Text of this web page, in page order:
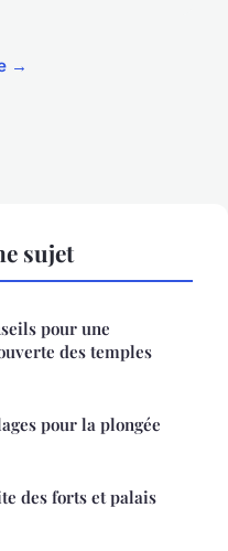
→
sujet
pour une
des temples
pour la plongée
des forts et palais